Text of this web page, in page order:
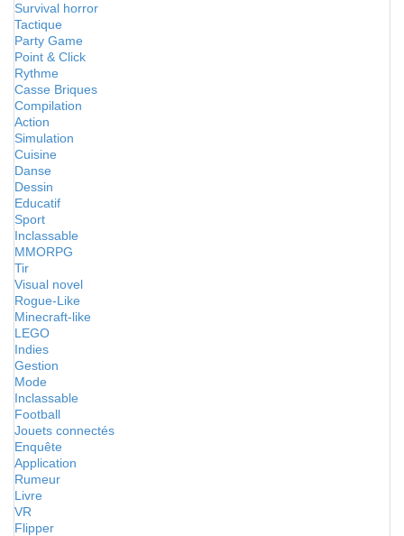
Survival horror
Tactique
Party Game
Point & Click
Rythme
Casse Briques
Compilation
Action
Simulation
Cuisine
Danse
Dessin
Educatif
Sport
Inclassable
MMORPG
Tir
Visual novel
Rogue-Like
Minecraft-like
LEGO
Indies
Gestion
Mode
Inclassable
Football
Jouets connectés
Enquête
Application
Rumeur
Livre
VR
Flipper